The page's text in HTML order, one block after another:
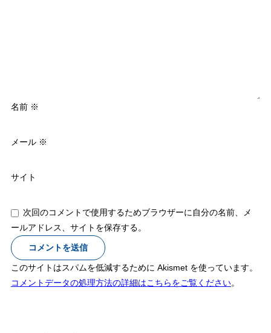
名前 ※
メール ※
サイト
次回のコメントで使用するためブラウザーに自分の名前、メ
ールアドレス、サイトを保存する。
このサイトはスパムを低減するために Akismet を使っています。
コメントデータの処理方法の詳細はこちらをご覧ください。